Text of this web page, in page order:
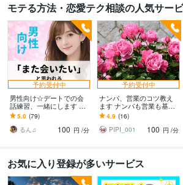
モテる方法・恋愛テク相談の人気サー
予約受付中
男性向け☆デートでの会
話練習、一緒にします 楽
しい会話は慣れです♡余
裕をもって女性と話せる
ように♪
5.0 (79)
るん♫
100 円 /分
予約受付中
ナンパ、営業のコツ教え
ます ナンパも営業も基本
は同じです。
4.9 (16)
PIPI_001
100 円 /分
お気に入り登録が多いサービス